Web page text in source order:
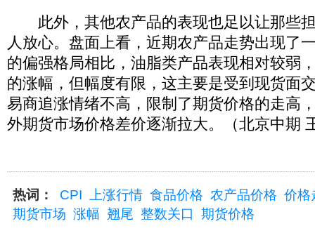
此外，其他农产品的表现也足以让那些
人放心。盘面上看，近期农产品走势出现了
的偏强格局相比，油脂类产品表现相对较弱
的涨幅，但幅度有限，这主要是受到现货面
易商追涨情绪不高，限制了期货价格的走高
外期货市场价格差价逐渐拉大。（北京中期
热词： CPI 上涨行情 食品价格 农产品价格 价格
期货市场 涨幅 翘尾 整数关口 期货价格